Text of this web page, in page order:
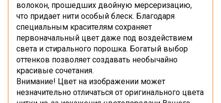
волокон, прошедших двойную мерсеризацию,
что придает нити особый блеск. Благодаря
специальным красителям сохраняет
первоначальный цвет даже под воздействием
света и стирального порошка. Богатый выбор
оттенков позволяет создавать необычайно
красивые сочетания.
Внимание! Цвет на изображении может
незначительно отличаться от оригинального цвета